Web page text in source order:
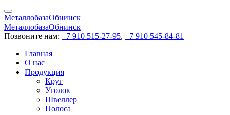
МеталлобазаОбнинск
МеталлобазаОбнинск
Позвоните нам: +7 910 515-27-95, +7 910 545-84-81
Главная
О нас
Продукция
Круг
Уголок
Швеллер
Полоса